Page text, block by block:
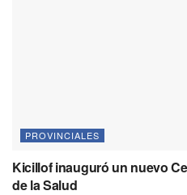
PROVINCIALES
Kicillof inauguró un nuevo
de la Salud